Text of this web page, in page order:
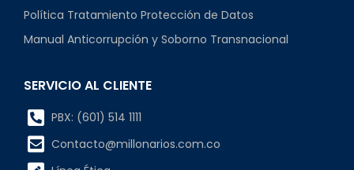
Política Tratamiento Protección de Datos
Manual Anticorrupción y Soborno Transnacional
SERVICIO AL CLIENTE
PBX: (601) 514 1111
Contacto@millonarios.com.co